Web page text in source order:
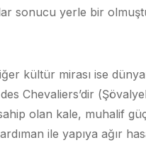
sonucu yerle bir
kültür mirası ise
Chevaliers’dir
olan kale, muhalif
ile yapıya ağır